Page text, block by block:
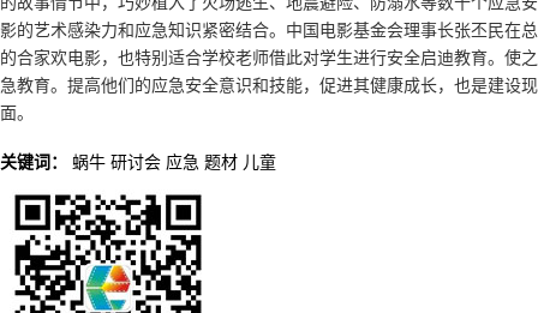
影的艺术感染力和应急知识紧密结合。中国电影基金会理事长张丕民在
的合家欢电影，也特别适合学校老师借此对学生进行安全启迪教育。使
急教育。提高他们的应急安全意识和技能，促进其健康成长，也是建设
面。
关键词： 蜗牛 研讨会 应急 题材 儿童